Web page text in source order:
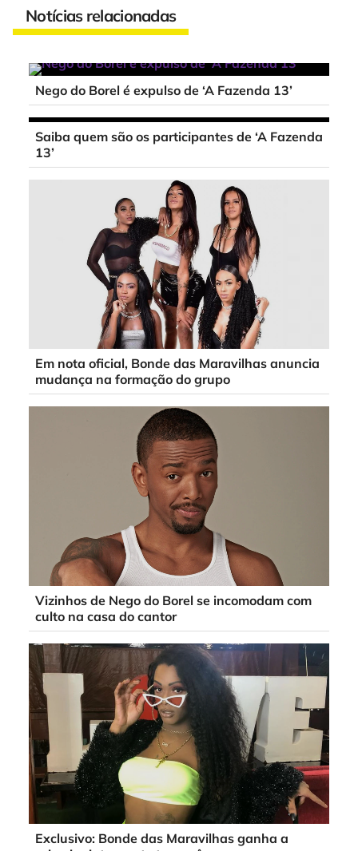
Notícias relacionadas
Nego do Borel é expulso de ‘A Fazenda 13’
Saiba quem são os participantes de ‘A Fazenda
13’
Em nota oficial, Bonde das Maravilhas anuncia
mudança na formação do grupo
Vizinhos de Nego do Borel se incomodam com
culto na casa do cantor
Exclusivo: Bonde das Maravilhas ganha a